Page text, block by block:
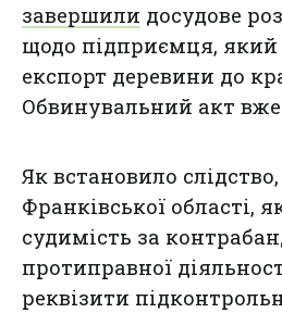
завершили досудове
щодо підприємця, який
експорт деревини до
Обвинувальний акт вже
Як встановило
Франківської області,
судимість за
протиправної
реквізити